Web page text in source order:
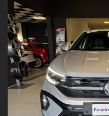
Cerchi in lega da 17,
Bluetooth, Connessione iOS -
Start & Stop,
Fari a Led, Fari posteriori a
Fendinebbia,
Fari automatici,
Sistema di assistenza al
Adaptive cruise control,
Assistente al parcheggio,
Vetri scuri
Alza cristalli elettrici anteriori